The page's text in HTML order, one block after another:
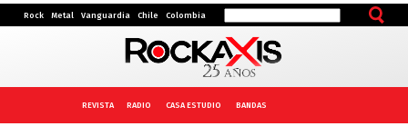
Rock Metal Vanguardia Chile Colombia
REVISTA RADIO CASA ESTUDIO BANDAS